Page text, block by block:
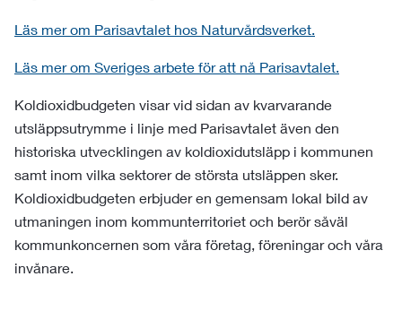
Läs mer om Parisavtalet hos Naturvårdsverket.
Läs mer om Sveriges arbete för att nå Parisavtalet.
Koldioxidbudgeten visar vid sidan av kvarvarande
utsläppsutrymme i linje med Parisavtalet även den
historiska utvecklingen av koldioxidutsläpp i kommunen
samt inom vilka sektorer de största utsläppen sker.
Koldioxidbudgeten erbjuder en gemensam lokal bild av
utmaningen inom kommunterritoriet och berör såväl
kommunkoncernen som våra företag, föreningar och våra
invånare.